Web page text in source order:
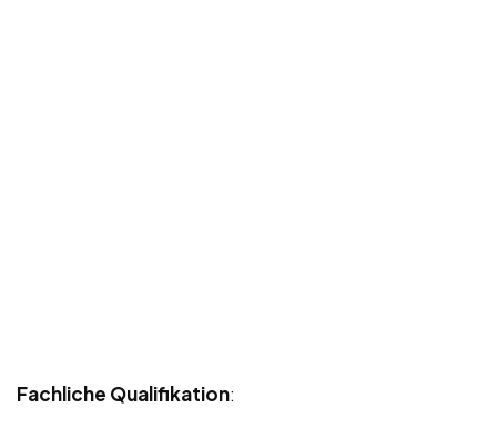
Fachliche Qualifikation: